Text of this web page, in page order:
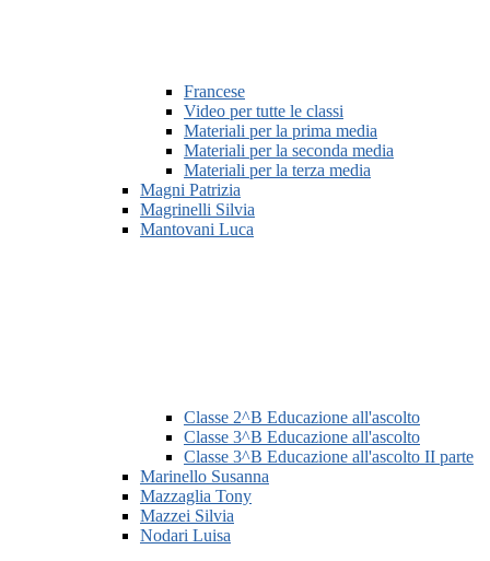
Francese
Video per tutte le classi
Materiali per la prima media
Materiali per la seconda media
Materiali per la terza media
Magni Patrizia
Magrinelli Silvia
Mantovani Luca
Classe 2^B Educazione all'ascolto
Classe 3^B Educazione all'ascolto
Classe 3^B Educazione all'ascolto II parte
Marinello Susanna
Mazzaglia Tony
Mazzei Silvia
Nodari Luisa